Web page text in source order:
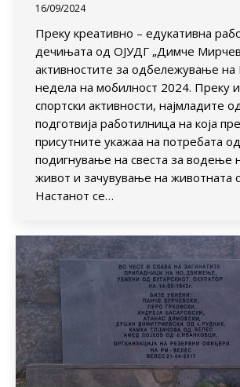
16/09/2024
Преку креативно – едукативна
дечињата од ОЈУДГ „Димче
активностите за одбележување на
недела на мобилност 2024. Преку
спортски активности, најмладите
подготвија работилница на која
присутните укажаа на потребата од
подигнување на свеста за водење
живот и зачувување на животната
Настанот се…